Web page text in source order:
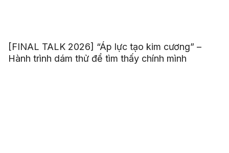
[FINAL TALK 2026] “Áp lực tạo kim cương” –
Hành trình dám thử để tìm thấy chính mình